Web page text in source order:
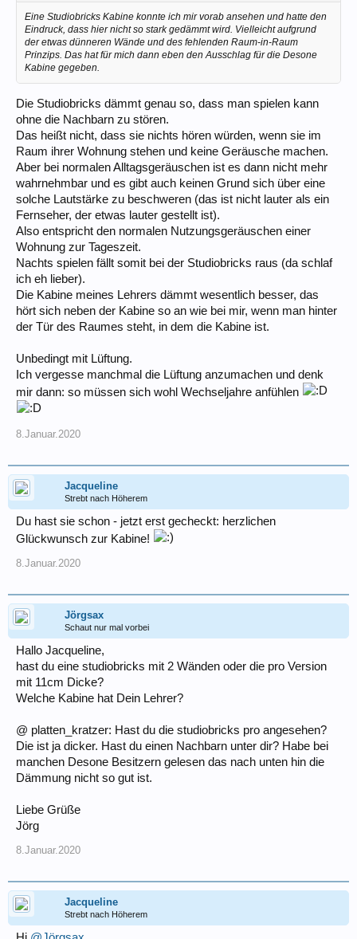
Eine Studiobricks Kabine konnte ich mir vorab ansehen und hatte den
Eindruck, dass hier nicht so stark gedämmt wird. Vielleicht aufgrund
der etwas dünneren Wände und des fehlenden Raum-in-Raum
Prinzips. Das hat für mich dann eben den Ausschlag für die Desone
Kabine gegeben.
Die Studiobricks dämmt genau so, dass man spielen kann
ohne die Nachbarn zu stören.
Das heißt nicht, dass sie nichts hören würden, wenn sie im
Raum ihrer Wohnung stehen und keine Geräusche machen.
Aber bei normalen Alltagsgeräuschen ist es dann nicht mehr
wahrnehmbar und es gibt auch keinen Grund sich über eine
solche Lautstärke zu beschweren (das ist nicht lauter als ein
Fernseher, der etwas lauter gestellt ist).
Also entspricht den normalen Nutzungsgeräuschen einer
Wohnung zur Tageszeit.
Nachts spielen fällt somit bei der Studiobricks raus (da schlaf
ich eh lieber).
Die Kabine meines Lehrers dämmt wesentlich besser, das
hört sich neben der Kabine so an wie bei mir, wenn man hinter
der Tür des Raumes steht, in dem die Kabine ist.
Unbedingt mit Lüftung.
Ich vergesse manchmal die Lüftung anzumachen und denk
mir dann: so müssen sich wohl Wechseljahre anfühlen
8.Januar.2020
Jacqueline
Strebt nach Höherem
Du hast sie schon - jetzt erst gecheckt: herzlichen
Glückwunsch zur Kabine!
8.Januar.2020
Jörgsax
Schaut nur mal vorbei
Hallo Jacqueline,
hast du eine studiobricks mit 2 Wänden oder die pro Version
mit 11cm Dicke?
Welche Kabine hat Dein Lehrer?
@ platten_kratzer: Hast du die studiobricks pro angesehen?
Die ist ja dicker. Hast du einen Nachbarn unter dir? Habe bei
manchen Desone Besitzern gelesen das nach unten hin die
Dämmung nicht so gut ist.
Liebe Grüße
Jörg
8.Januar.2020
Jacqueline
Strebt nach Höherem